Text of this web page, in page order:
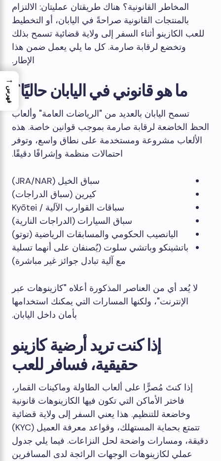
المخاطر القانونية؟ هناك طريقتان عمليتان: الالتزام
بالمنتجات القانونية صراحةً في اليابان، أو التخطيط
للعب الكازينو أثناء السفر إلى ولاية قضائية تسمح بذلك
وتخضع لرقابة صارمة. كل ما يلي يعمل ضمن هذا
الإطار.
ما هو قانوني في اليابان حاليًا؟
تسمح اليابان بالعديد من "الرياضات العامة" وألعاب
الحظ الخاضعة لرقابة صارمة بموجب قوانين خاصة. هذه
الألعاب مشروعة ومستخدمة على نطاق واسع، وتوفر
احتمالات منظمة وإشرافًا دقيقًا.
سباق الخيل (JRA/NAR)
كيرين (سباق الدراجات)
سباقات القوارب الآلية / Kyōtei
سباق السيارات (الدراجات النارية)
اليانصيب الحكومي والمسابقات الرياضية (توتو)
باتشينكو وباتشي سلوت (يُصنفان على أنهما تسلية
مع آلية تبادل جوائز غير مباشرة)
لا يُعد أي من العناصر المذكورة أعلاه "كازينوهات عبر
الإنترنت"، ولكنها المسارات التي يمكنك استخدامها
بأمان داخل اليابان.
إذا كنت تريد أرضية كازينو
حقيقية، فسافر للعب
إذا كنتَ مُصرًّا على ألعاب الطاولة وماكينات القمار،
فاختر الأماكن التي تكون فيها الكازينوهات قانونية
وخاضعة للتنظيم. هذا يعني السفر إلى ولاية قضائية
تتمتع بحماية المستهلك، وقواعد معرفة العميل (KYC)
دقيقة، ومسارات واضحة لحل النزاعات. فيما يلي جدول
عملي لكازينوهات الوجهات الرائجة لدى المسافرين
→
فهرس